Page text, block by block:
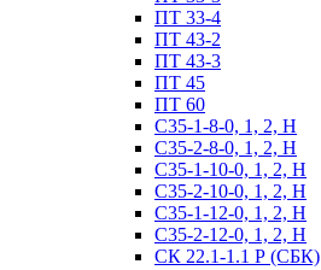
ПТ 33-4
ПТ 43-2
ПТ 43-3
ПТ 45
ПТ 60
С35-1-8-0, 1, 2, Н
С35-2-8-0, 1, 2, Н
С35-1-10-0, 1, 2, Н
С35-2-10-0, 1, 2, Н
С35-1-12-0, 1, 2, Н
С35-2-12-0, 1, 2, Н
СК 22.1-1.1 Р (СБК)